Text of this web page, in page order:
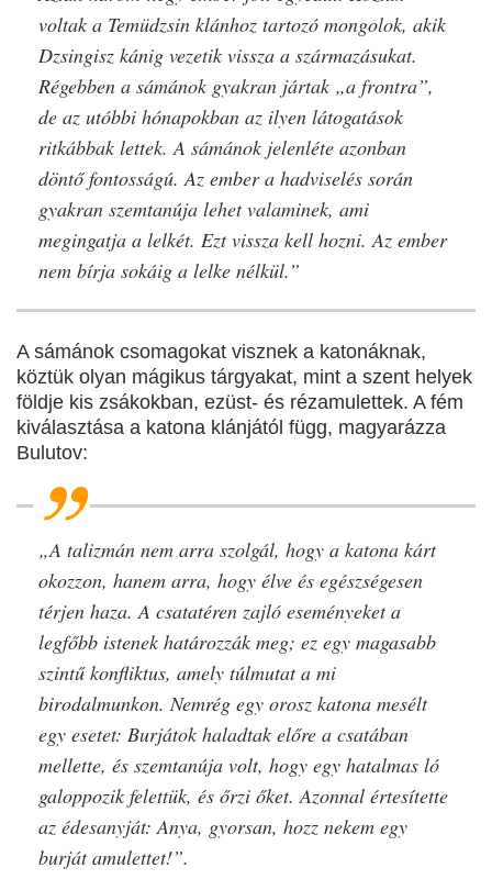
voltak a Temüdzsin klánhoz tartozó mongolok, akik
Dzsingisz kánig vezetik vissza a származásukat.
Régebben a sámánok gyakran jártak „a frontra”,
de az utóbbi hónapokban az ilyen látogatások
ritkábbak lettek. A sámánok jelenléte azonban
döntő fontosságú. Az ember a hadviselés során
gyakran szemtanúja lehet valaminek, ami
megingatja a lelkét. Ezt vissza kell hozni. Az ember
nem bírja sokáig a lelke nélkül.”
A sámánok csomagokat visznek a katonáknak,
köztük olyan mágikus tárgyakat, mint a szent helyek
földje kis zsákokban, ezüst- és rézamulettek. A fém
kiválasztása a katona klánjától függ, magyarázza
Bulutov:
„A talizmán nem arra szolgál, hogy a katona kárt
okozzon, hanem arra, hogy élve és egészségesen
térjen haza. A csatatéren zajló eseményeket a
legfőbb istenek határozzák meg; ez egy magasabb
szintű konfliktus, amely túlmutat a mi
birodalmunkon. Nemrég egy orosz katona mesélt
egy esetet: Burjátok haladtak előre a csatában
mellette, és szemtanúja volt, hogy egy hatalmas ló
galoppozik felettük, és őrzi őket. Azonnal értesítette
az édesanyját: Anya, gyorsan, hozz nekem egy
burját amulettet!”.